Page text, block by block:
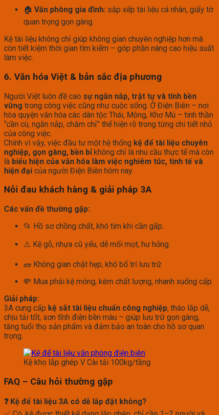
🏠 Văn phòng gia đình: sắp xếp tài liệu cá nhân, giấy tờ
quan trọng gọn gàng.
Kệ tài liệu không chỉ giúp không gian chuyên nghiệp hơn mà
còn tiết kiệm thời gian tìm kiếm – góp phần nâng cao hiệu suất
làm việc.
6. Văn hóa Việt & bản sắc địa phương
Người Việt luôn đề cao sự ngăn nắp, trật tự và tính bền
vững trong công việc cũng như cuộc sống. Ở Điện Biên – nơi
hòa quyện văn hóa các dân tộc Thái, Mông, Khơ Mú – tinh thần
“cần cù, ngăn nắp, chăm chỉ” thể hiện rõ trong từng chi tiết nhỏ
của công việc.
Chính vì vậy, việc đầu tư một hệ thống kệ để tài liệu chuyên
nghiệp, gọn gàng, bền bỉkhông chỉ là nhu cầu thực tế mà còn
là biểu hiện của văn hóa làm việc nghiêm túc, tinh tế và
hiện đại của người Điện Biên hôm nay.
Nỗi đau khách hàng & giải pháp 3A
Các vấn đề thường gặp:
📂 Hồ sơ chồng chất, khó tìm khi cần gấp.
⚠️ Kệ gỗ, nhựa cũ yếu, dễ mối mọt, hư hỏng.
🧱 Không gian chật hẹp, khó bố trí lưu trữ.
💸 Mua phải kệ mỏng, kém chất lượng, nhanh xuống cấp.
Giải pháp:
3A cung cấp kệ sắt tài liệu chuẩn công nghiệp, tháo lắp dễ,
chịu tải tốt, sơn tĩnh điện bền màu – giúp lưu trữ gọn gàng,
tăng tuổi thọ sản phẩm và đảm bảo an toàn cho hồ sơ quan
trọng.
Kệ kho lắp ghép V Cài tải 100kg/tầng
FAQ – Câu hỏi thường gặp
❓ Kệ để tài liệu 3A có dễ lắp đặt không?